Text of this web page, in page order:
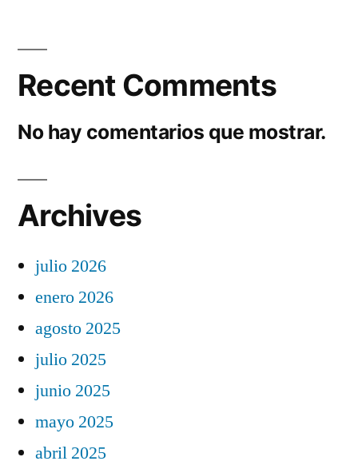
Recent Comments
No hay comentarios que mostrar.
Archives
julio 2026
enero 2026
agosto 2025
julio 2025
junio 2025
mayo 2025
abril 2025